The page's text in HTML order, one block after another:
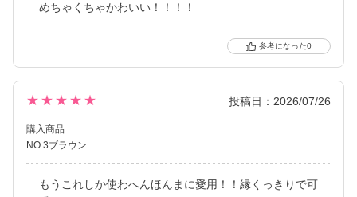
めちゃくちゃかわいい！！！！
0
★★★★★ 投稿日：2026/07/26
購入商品
NO.3ブラウン
もうこれしか使わへんほんまに愛用！！縁くっきりで可